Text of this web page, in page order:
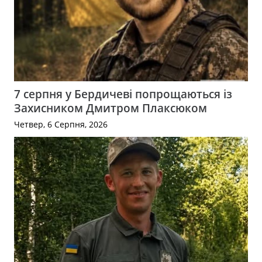
7 серпня у Бердичеві попрощаються із
Захисником Дмитром Плаксюком
Четвер, 6 Серпня, 2026